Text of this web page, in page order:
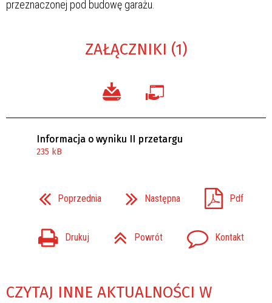
przeznaczonej pod budowę garażu.
ZAŁĄCZNIKI (1)
Informacja o wyniku II przetargu
235 kB
Poprzednia Następna Pdf
Drukuj Powrót Kontakt
CZYTAJ INNE AKTUALNOŚCI W